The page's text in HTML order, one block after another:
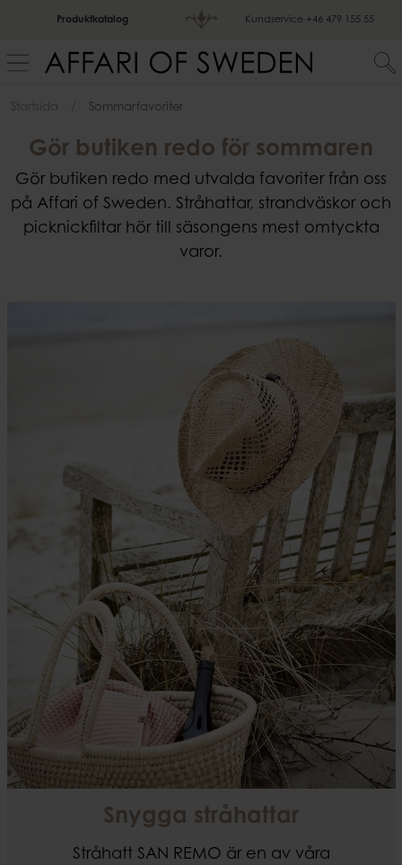
Produktkatalog Kundservice +46 479 155 55
Startsida Sommarfavoriter
Gör butiken redo för sommaren
Gör butiken redo med utvalda favoriter från oss
på Affari of Sweden. Stråhattar, strandväskor och
picknickfiltar hör till säsongens mest omtyckta
varor.
Snygga stråhattar
Stråhatt SAN REMO är en av våra